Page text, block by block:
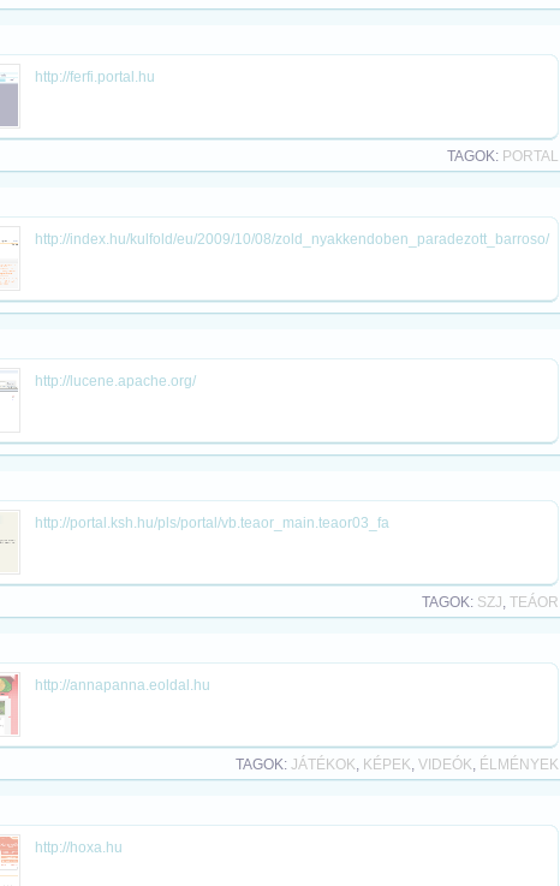
http://ferfi.portal.hu
TAGOK: PORTAL
http://index.hu/kulfold/eu/2009/10/08/zold_nyakkendoben_paradezott_barroso/
http://lucene.apache.org/
http://portal.ksh.hu/pls/portal/vb.teaor_main.teaor03_fa
TAGOK: SZJ, TEÁOR
http://annapanna.eoldal.hu
TAGOK: JÁTÉKOK, KÉPEK, VIDEÓK, ÉLMÉNYEK
http://hoxa.hu